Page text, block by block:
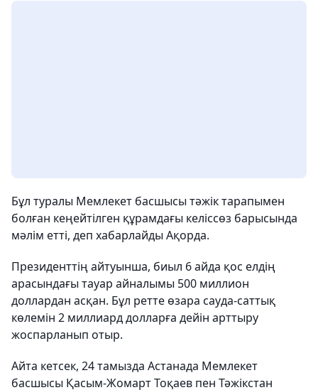
Бұл туралы Мемлекет басшысы тәжік тарапымен
болған кеңейтілген құрамдағы келіссөз барысында
мәлім етті, деп хабарлайды Ақорда.
Президенттің айтуынша, биыл 6 айда қос елдің
арасындағы тауар айналымы 500 миллион
доллардан асқан. Бұл ретте өзара сауда-саттық
көлемін 2 миллиард долларға дейін арттыру
жоспарланып отыр.
Айта кетсек, 24 тамызда Астанада Мемлекет
басшысы Қасым-Жомарт Тоқаев пен Тәжікстан